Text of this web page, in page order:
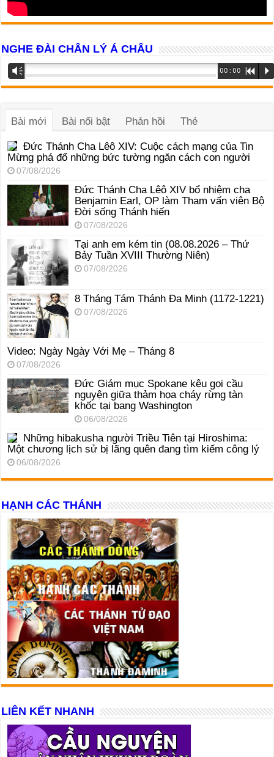
NGHE ĐÀI CHÂN LÝ Á CHÂU
Trình
phát
âm
Vm 00:00 R P
Bài mới Bài nổi bật Phản hồi Thẻ
Đức Thánh Cha Lêô XIV: Cuộc cách mạng của Tin
Mừng phá đổ những bức tường ngăn cách con người
07/08/2026
Đức Thánh Cha Lêô XIV bổ nhiệm cha
Benjamin Earl, OP làm Tham vấn viên Bộ
Đời sống Thánh hiến
07/08/2026
Tại anh em kém tin (08.08.2026 – Thứ
Bảy Tuần XVIII Thường Niên)
07/08/2026
8 Tháng Tám Thánh Ða Minh (1172-1221)
07/08/2026
Video: Ngày Ngày Với Mẹ – Tháng 8
07/08/2026
Đức Giám mục Spokane kêu gọi cầu
nguyện giữa thảm họa cháy rừng tàn
khốc tại bang Washington
06/08/2026
Những hibakusha người Triều Tiên tại Hiroshima:
Một chương lịch sử bị lãng quên đang tìm kiếm công lý
06/08/2026
HẠNH CÁC THÁNH
LIÊN KẾT NHANH